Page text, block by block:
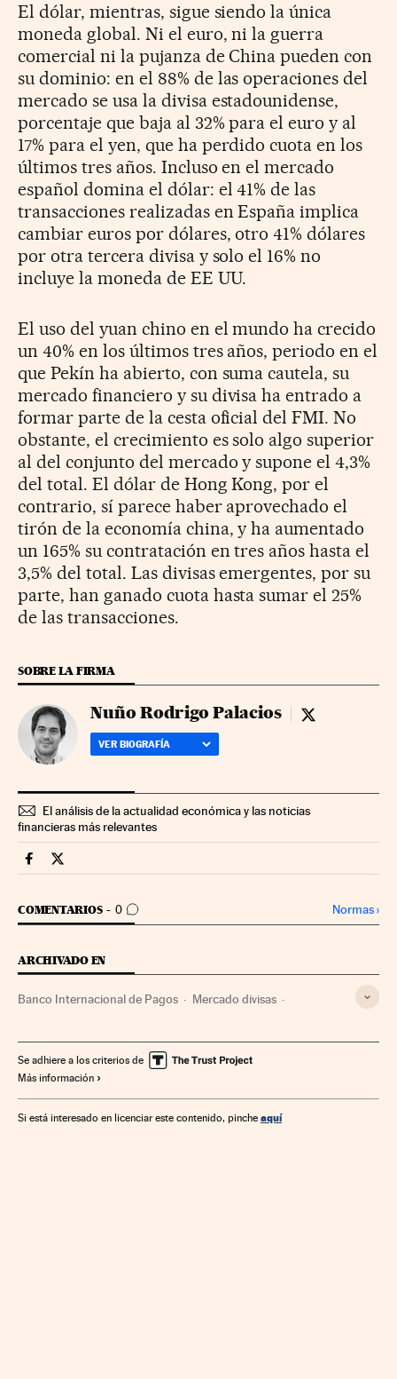
El dólar, mientras, sigue siendo la única
moneda global. Ni el euro, ni la guerra
comercial ni la pujanza de China pueden con
su dominio: en el 88% de las operaciones del
mercado se usa la divisa estadounidense,
porcentaje que baja al 32% para el euro y al
17% para el yen, que ha perdido cuota en los
últimos tres años. Incluso en el mercado
español domina el dólar: el 41% de las
transacciones realizadas en España implica
cambiar euros por dólares, otro 41% dólares
por otra tercera divisa y solo el 16% no
incluye la moneda de EE UU.
El uso del yuan chino en el mundo ha crecido
un 40% en los últimos tres años, periodo en el
que Pekín ha abierto, con suma cautela, su
mercado financiero y su divisa ha entrado a
formar parte de la cesta oficial del FMI. No
obstante, el crecimiento es solo algo superior
al del conjunto del mercado y supone el 4,3%
del total. El dólar de Hong Kong, por el
contrario, sí parece haber aprovechado el
tirón de la economía china, y ha aumentado
un 165% su contratación en tres años hasta el
3,5% del total. Las divisas emergentes, por su
parte, han ganado cuota hasta sumar el 25%
de las transacciones.
SOBRE LA FIRMA
Nuño Rodrigo Palacios Nuño
VER BIOGRAFÍA
El análisis de la actualidad económica y las noticias
financieras más relevantes
Mercados Financieros Cinco Días en Facebook
Mercados Financieros Cinco Días en Twitter
COMENTARIOS 0
IR A LOS COMENTARIOS Normas›
ARCHIVADO EN
Banco Internacional de Pagos Mercado divisas
Se adhiere a los criterios de
Más información
Si está interesado en licenciar este contenido, pinche aquí